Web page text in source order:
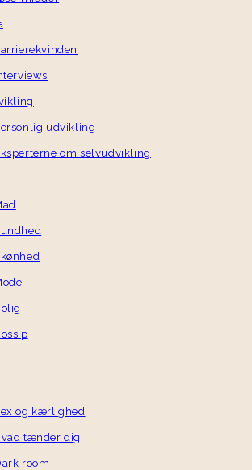
udvikling
om selvudvikling
og kærlighed
tænder dig
room